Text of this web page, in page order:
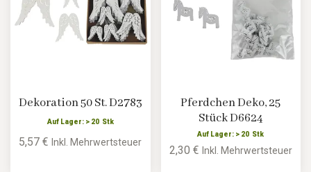
Dekoration 50 St. D2783
Auf Lager: > 20 Stk
5,57 €Inkl. Mehrwertsteuer
Pferdchen Deko, 25
Stück D6624
Auf Lager: > 20 Stk
2,30 € Inkl. Mehrwertsteuer